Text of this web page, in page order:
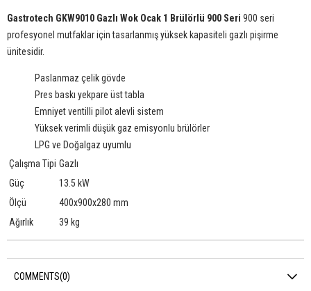
Gastrotech GKW9010 Gazlı Wok Ocak 1 Brülörlü 900 Seri 900 seri
profesyonel mutfaklar için tasarlanmış yüksek kapasiteli gazlı pişirme
ünitesidir.
Paslanmaz çelik gövde
Pres baskı yekpare üst tabla
Emniyet ventilli pilot alevli sistem
Yüksek verimli düşük gaz emisyonlu brülörler
LPG ve Doğalgaz uyumlu
Çalışma Tipi Gazlı
Güç
13.5 kW
Ölçü
400x900x280 mm
Ağırlık
39 kg
COMMENTS(0)